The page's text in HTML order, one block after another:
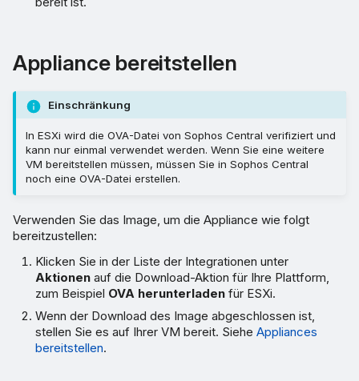
Appliance bereitstellen
Einschränkung
In ESXi wird die OVA-Datei von Sophos Central verifiziert und
kann nur einmal verwendet werden. Wenn Sie eine weitere
VM bereitstellen müssen, müssen Sie in Sophos Central
noch eine OVA-Datei erstellen.
Verwenden Sie das Image, um die Appliance wie folgt
bereitzustellen:
Klicken Sie in der Liste der Integrationen unter
Aktionen auf die Download-Aktion für Ihre Plattform,
zum Beispiel OVA herunterladen für ESXi.
Wenn der Download des Image abgeschlossen ist,
stellen Sie es auf Ihrer VM bereit. SieheAppliances
bereitstellen.